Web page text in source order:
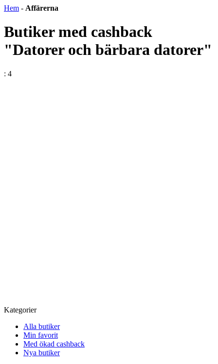
Hem - Affärerna
Butiker med cashback
"Datorer och bärbara datorer"
: 4
Kategorier
Alla butiker
Min favorit
Med ökad cashback
Nya butiker